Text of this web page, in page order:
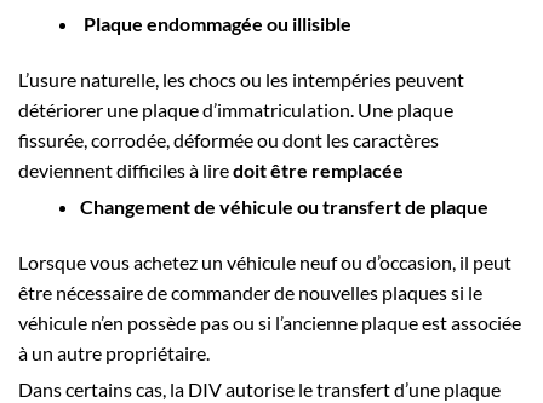
Plaque endommagée ou illisible
L’usure naturelle, les chocs ou les intempéries peuvent
détériorer une plaque d’immatriculation. Une plaque
fissurée, corrodée, déformée ou dont les caractères
deviennent difficiles à liredoit être remplacée
Changement de véhicule ou transfert de plaque
Lorsque vous achetez un véhicule neuf ou d’occasion, il peut
être nécessaire de commander de nouvelles plaques si le
véhicule n’en possède pas ou si l’ancienne plaque est associée
à un autre propriétaire.
Dans certains cas, la DIV autorise le transfert d’une plaque